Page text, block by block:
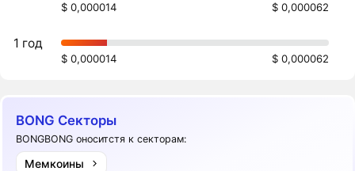
$ 0,000014 $ 0,000062
1 год
$ 0,000014 $ 0,000062
BONG Секторы
BONGBONG оноситстя к секторам:
Мемкоины